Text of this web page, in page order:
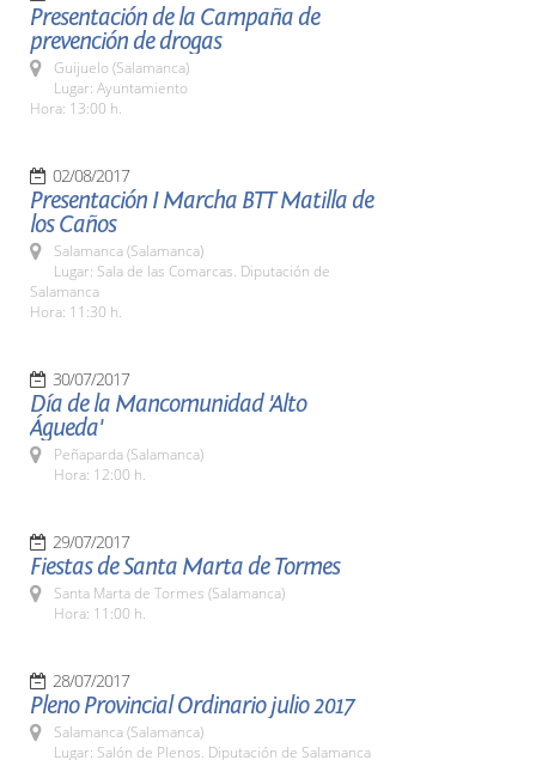
Presentación de la Campaña de
prevención de drogas
Guijuelo (Salamanca)
Lugar: Ayuntamiento
Hora: 13:00 h.
02/08/2017
Presentación I Marcha BTT Matilla de
los Caños
Salamanca (Salamanca)
Lugar: Sala de las Comarcas. Diputación de
Salamanca
Hora: 11:30 h.
30/07/2017
Día de la Mancomunidad 'Alto
Águeda'
Peñaparda (Salamanca)
Hora: 12:00 h.
29/07/2017
Fiestas de Santa Marta de Tormes
Santa Marta de Tormes (Salamanca)
Hora: 11:00 h.
28/07/2017
Pleno Provincial Ordinario julio 2017
Salamanca (Salamanca)
Lugar: Salón de Plenos. Diputación de Salamanca